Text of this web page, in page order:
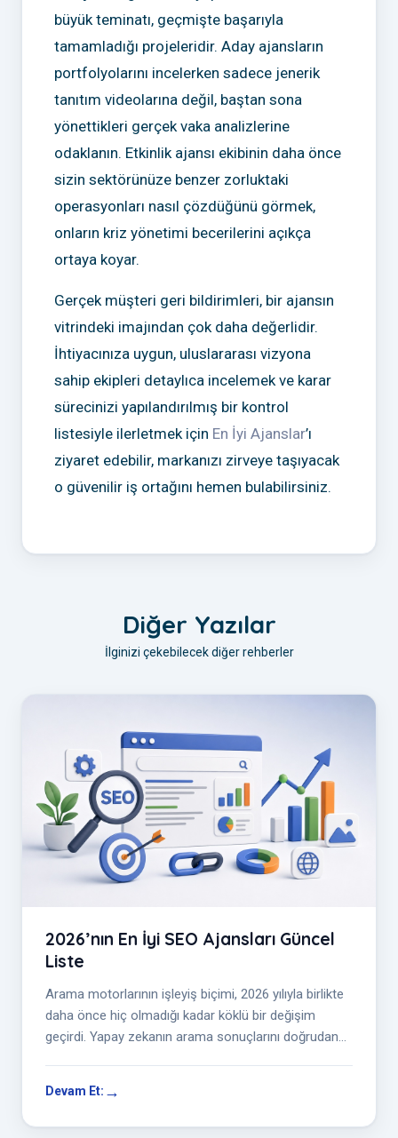
büyük teminatı, geçmişte başarıyla
tamamladığı projeleridir. Aday ajansların
portfolyolarını incelerken sadece jenerik
tanıtım videolarına değil, baştan sona
yönettikleri gerçek vaka analizlerine
odaklanın. Etkinlik ajansı ekibinin daha önce
sizin sektörünüze benzer zorluktaki
operasyonları nasıl çözdüğünü görmek,
onların kriz yönetimi becerilerini açıkça
ortaya koyar.
Gerçek müşteri geri bildirimleri, bir ajansın
vitrindeki imajından çok daha değerlidir.
İhtiyacınıza uygun, uluslararası vizyona
sahip ekipleri detaylıca incelemek ve karar
sürecinizi yapılandırılmış bir kontrol
listesiyle ilerletmek için En İyi Ajanslar’ı
ziyaret edebilir, markanızı zirveye taşıyacak
o güvenilir iş ortağını hemen bulabilirsiniz.
Diğer Yazılar
İlginizi çekebilecek diğer rehberler
2026’nın En İyi SEO Ajansları Güncel
Liste
Arama motorlarının işleyiş biçimi, 2026 yılıyla birlikte
daha önce hiç olmadığı kadar köklü bir değişim
geçirdi. Yapay zekanın arama sonuçlarını doğrudan
Devam Et: